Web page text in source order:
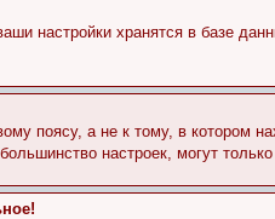
настройки хранятся в базе
поясу, а не к тому, в котором
настроек, могут